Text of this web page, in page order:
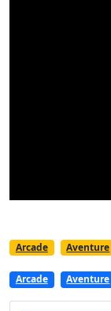
Arcade Aventure
Arcade Aventure